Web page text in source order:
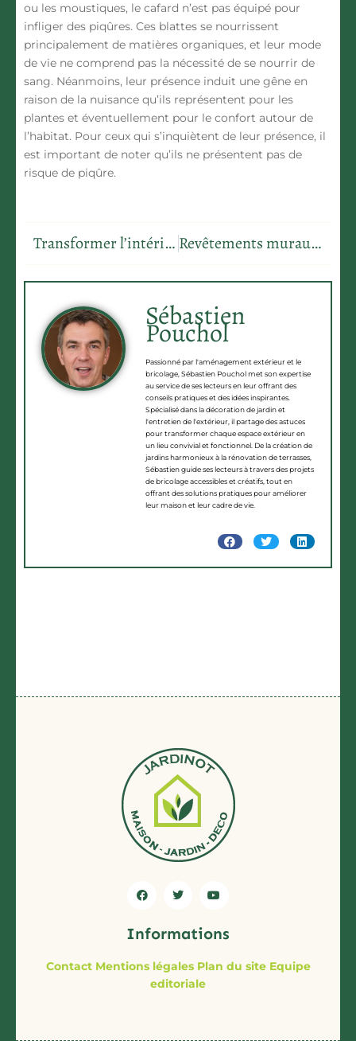
ou les moustiques, le cafard n’est pas équipé pour
infliger des piqûres. Ces blattes se nourrissent
principalement de matières organiques, et leur mode
de vie ne comprend pas la nécessité de se nourrir de
sang. Néanmoins, leur présence induit une gêne en
raison de la nuisance qu’ils représentent pour les
plantes et éventuellement pour le confort autour de
l’habitat. Pour ceux qui s’inquiètent de leur présence, il
est important de noter qu’ils ne présentent pas de
risque de piqûre.
Transformer l’intérieur d’une petite caravane : astuces pour un espace optimisé Revêtements muraux : astuces créatives pour décorer sans percer
Sébastien
Pouchol
Passionné par l'aménagement extérieur et le
bricolage, Sébastien Pouchol met son expertise
au service de ses lecteurs en leur offrant des
conseils pratiques et des idées inspirantes.
Spécialisé dans la décoration de jardin et
l'entretien de l'extérieur, il partage des astuces
pour transformer chaque espace extérieur en
un lieu convivial et fonctionnel. De la création de
jardins harmonieux à la rénovation de terrasses,
Sébastien guide ses lecteurs à travers des projets
de bricolage accessibles et créatifs, tout en
offrant des solutions pratiques pour améliorer
leur maison et leur cadre de vie.
Informations
Contact Mentions légales Plan du site Equipe
editoriale